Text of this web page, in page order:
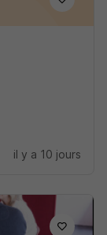
il y a 10 jours